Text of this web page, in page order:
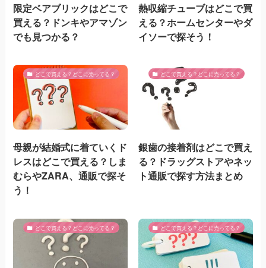
限定ベアブリックはどこで
買える？ドンキやアマゾン
でも見つかる？
熱収縮チューブはどこで買
える？ホームセンターやダ
イソーで探そう！
どこで買える？どこに売ってる？
母親が結婚式に着ていくド
レスはどこで買える？しま
むらやZARA、通販で探そ
う！
どこで買える？どこに売ってる？
銀歯の接着剤はどこで買え
る？ドラッグストアやネッ
ト通販で探す方法まとめ
どこで買える？どこに売ってる？ どこで買える？どこに売ってる？